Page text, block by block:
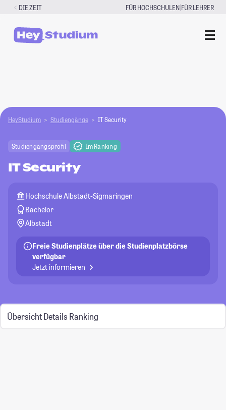
Zum
springen
DIE ZEIT FÜR HOCHSCHULEN|FÜR LEHRER
HeyStudium Studiengänge IT Security
Studiengangsprofil Im Ranking
IT Security
Hochschule Albstadt-Sigmaringen
Bachelor
Albstadt
Freie Studienplätze über die Studienplatzbörse
verfügbar
Jetzt informieren
Übersicht Details Ranking